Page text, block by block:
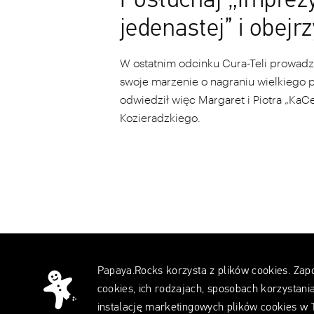
jedenastej” i
W ostatnim odcinku Cura-Teli
swoje marzenie o nagraniu wielkiego
odwiedził więc Margaret i Piotra
Kozieradzkiego.
Papaya.Rocks
Papaya.Rocks korzysta z plików cookies.
cookies, ich rodzajach, sposobach
instalację marketingowych plików cookies w